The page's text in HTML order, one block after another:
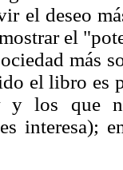
el deseo
el
más
el libro es
y los que
interesa);